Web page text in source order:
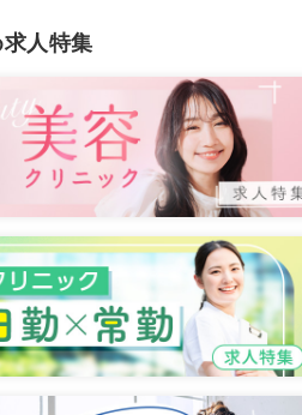
人特集